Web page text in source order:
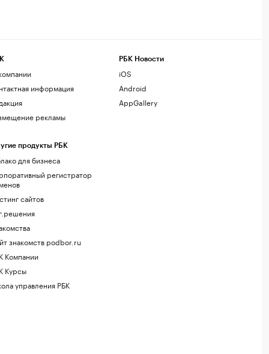
информация
рекламы
продукты РБК
для бизнеса
регистратор
сайтов
знакомств podbor.ru
Компании
Курсы
управления РБК
РБК Новости
iOS
Android
AppGallery